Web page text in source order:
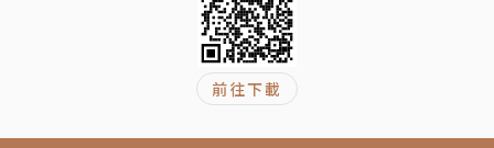
東吳大學日文系畢，曾任出版社編輯，現為專職譯者。
譯有《永遠的外出》、《我所預感的悲傷未來》、《暖
和和手套國》、《刑警家的孩子》、《星期五的書店》
前往下載